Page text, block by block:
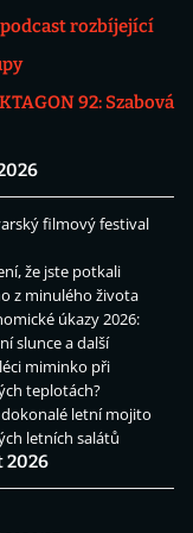
rozbíjející
92: Szabová
filmový festival
že jste potkali
z minulého života
úkazy 2026:
slunce a další
miminko při
teplotách?
dokonalé letní mojito
letních salátů
2026